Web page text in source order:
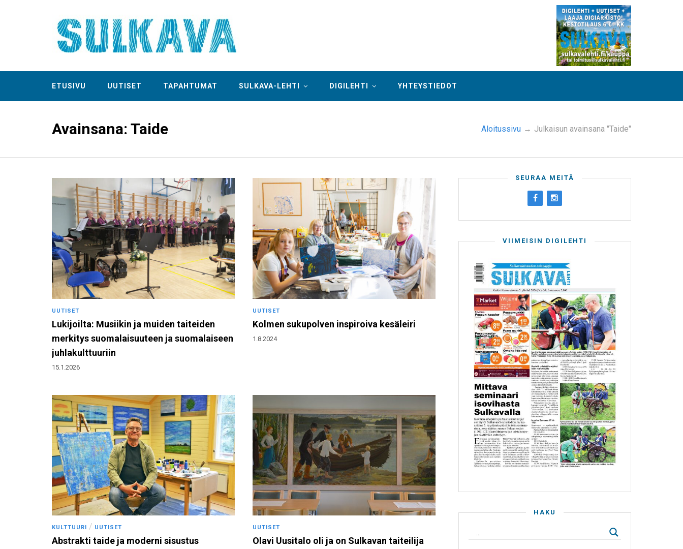
ETUSIVU UUTISET TAPAHTUMAT SULKAVA-LEHTI DIGILEHTI YHTEYSTIEDOT
Avainsana: Taide Aloitussivu → Julkaisun avainsana "Taide"
UUTISET
Lukijoilta: Musiikin ja muiden taiteiden
merkitys suomalaisuuteen ja suomalaiseen
juhlakulttuuriin
15.1.2026
UUTISET
Kolmen sukupolven inspiroiva kesäleiri
1.8.2024
KULTTUURI / UUTISET
Abstrakti taide ja moderni sisustus
UUTISET
Olavi Uusitalo oli ja on Sulkavan taiteilija
SEURAA MEITÄ
VIIMEISIN DIGILEHTI
HAKU